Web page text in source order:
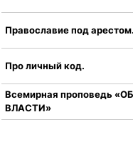
Православие под арестом.
Про личный код.
Всемирная проповедь
ВЛАСТИ»